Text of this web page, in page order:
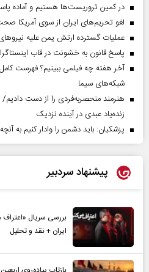
در کمین تروریست‌ها هستیم و آماده
لغو تحریم‌های ایران از سوی آمریکا
عملیات گسترده ارتش یمن علیه
پاسخ قانون به خشونت در قاب
آخر هفته چه فیلمی ببینیم؟ فهرست
شبکه‌های سیما
زنده‌یاد عبدی در آینده نزدیک
پزشکیان: باید دشمن را وادار کنیم به
پیشنهاد سردبیر
بررسی سریال «اعتراف
ایران + نقد و تحلیل